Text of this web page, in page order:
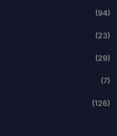
(94)
(23)
(29)
(7)
(126)